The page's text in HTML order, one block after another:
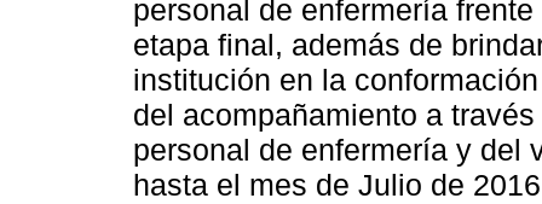
personal de enfermería
etapa final, además de
institución en la
del acompañamiento a
personal de enfermería y del
hasta el mes de Julio de